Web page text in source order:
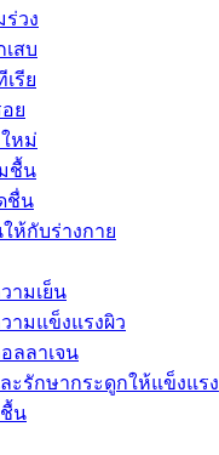
ร่วง
สบ
รีย
ย
หม่
ชื้น
ชื่น
ห้กับร่างกาย
ามเย็น
ามแข็งแรงผิว
ลลาเจน
ะรักษากระดูกให้แข็งแรง
น